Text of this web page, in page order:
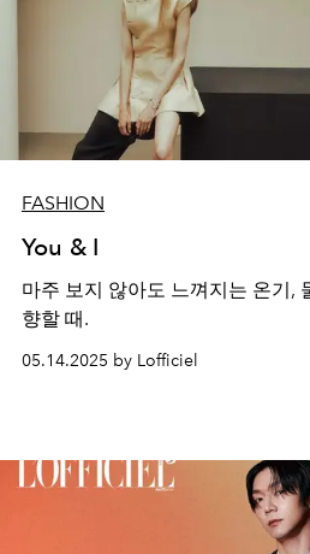
FASHION
You & I
마주 보지 않아도 느껴지는 온기,
향할 때.
05.14.2025 by Lofficiel